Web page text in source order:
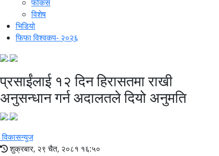
फोकस
विशेष
भिडियो
फिफा विश्वकप- २०२६
प्रसाईंलाई १२ दिन हिरासतमा राखी
अनुसन्धान गर्न अदालतले दियो अनुमति
विकासन्युज
शुक्रबार, २९ चैत, २०८१ १६:५०